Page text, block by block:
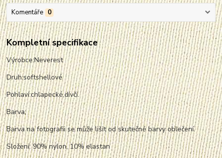
Komentáře 0
Kompletní specifikace
Výrobce:Neverest
Druh:softshellové
Pohlaví:chlapecké,dívčí.
Barva:
Barva na fotografii se může lišit od skutečné barvy oblečení.
Složení: 90% nylon, 10% elastan